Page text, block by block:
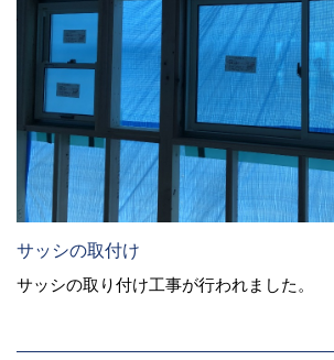
サッシの取付け
サッシの取り付け工事が行われました。